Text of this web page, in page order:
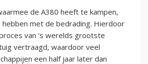
de A380 heeft te kampen,
hebben met de bedrading. Hierdoor
van ’s werelds grootste
vertraagd, waardoor veel
een half jaar later dan